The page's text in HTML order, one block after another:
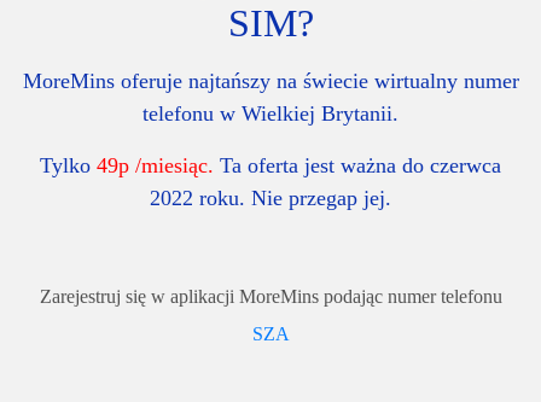
SIM?
MoreMins oferuje najtańszy na świecie wirtualny numer
telefonu w Wielkiej Brytanii.
Tylko 49p /miesiąc. Ta oferta jest ważna do czerwca
2022 roku. Nie przegap jej.
Zarejestruj się w aplikacji MoreMins podając numer telefonu
SZA